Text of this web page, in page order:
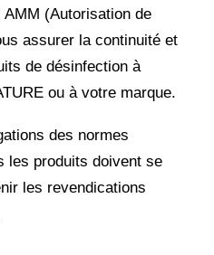
(Autorisation de
assurer la continuité et
de désinfection à
ou à votre marque.
des normes
les produits doivent se
les revendications